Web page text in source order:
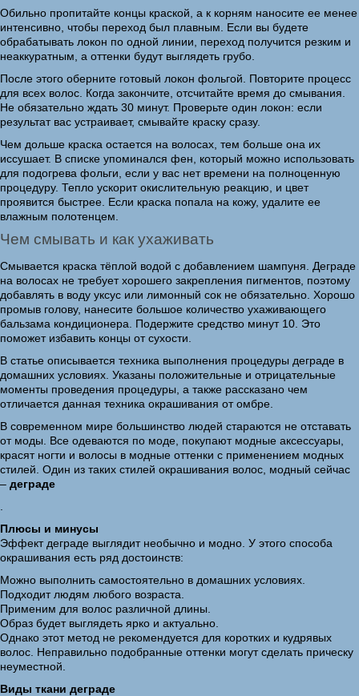
Обильно пропитайте концы краской, а к корням наносите ее менее
интенсивно, чтобы переход был плавным. Если вы будете
обрабатывать локон по одной линии, переход получится резким и
неаккуратным, а оттенки будут выглядеть грубо.
После этого оберните готовый локон фольгой. Повторите процесс
для всех волос. Когда закончите, отсчитайте время до смывания.
Не обязательно ждать 30 минут. Проверьте один локон: если
результат вас устраивает, смывайте краску сразу.
Чем дольше краска остается на волосах, тем больше она их
иссушает. В списке упоминался фен, который можно использовать
для подогрева фольги, если у вас нет времени на полноценную
процедуру. Тепло ускорит окислительную реакцию, и цвет
проявится быстрее. Если краска попала на кожу, удалите ее
влажным полотенцем.
Чем смывать и как ухаживать
Смывается краска тёплой водой с добавлением шампуня. Деграде
на волосах не требует хорошего закрепления пигментов, поэтому
добавлять в воду уксус или лимонный сок не обязательно. Хорошо
промыв голову, нанесите большое количество ухаживающего
бальзама кондиционера. Подержите средство минут 10. Это
поможет избавить концы от сухости.
В статье описывается техника выполнения процедуры деграде в
домашних условиях. Указаны положительные и отрицательные
моменты проведения процедуры, а также рассказано чем
отличается данная техника окрашивания от омбре.
В современном мире большинство людей стараются не отставать
от моды. Все одеваются по моде, покупают модные аксессуары,
красят ногти и волосы в модные оттенки с применением модных
стилей. Один из таких стилей окрашивания волос, модный сейчас
– деграде
Плюсы и минусы
Эффект деграде выглядит необычно и модно. У этого способа
окрашивания есть ряд достоинств:
Можно выполнить самостоятельно в домашних условиях.
Подходит людям любого возраста.
Применим для волос различной длины.
Образ будет выглядеть ярко и актуально.
Однако этот метод не рекомендуется для коротких и кудрявых
волос. Неправильно подобранные оттенки могут сделать прическу
неуместной.
Виды ткани деграде